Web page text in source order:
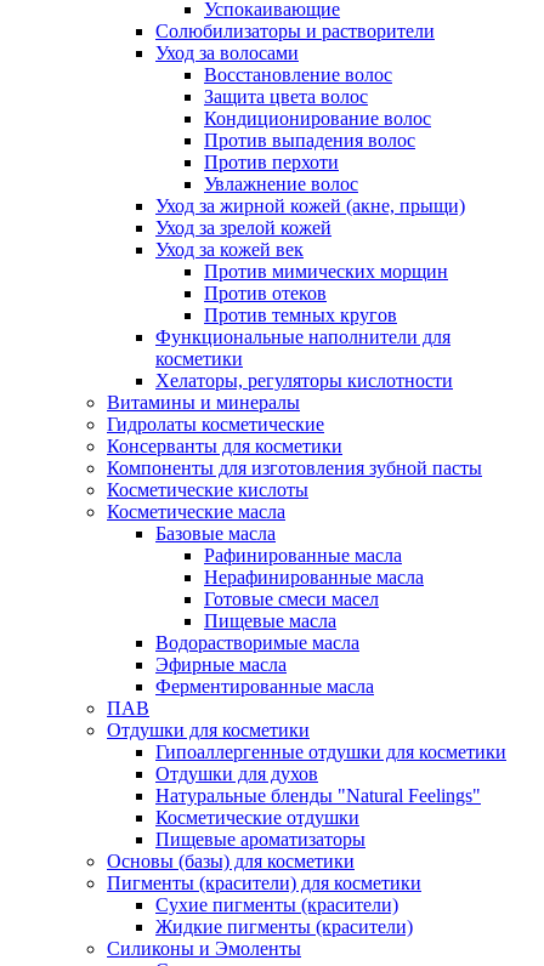
Успокаивающие
Солюбилизаторы и растворители
Уход за волосами
Восстановление волос
Защита цвета волос
Кондиционирование волос
Против выпадения волос
Против перхоти
Увлажнение волос
Уход за жирной кожей (акне, прыщи)
Уход за зрелой кожей
Уход за кожей век
Против мимических морщин
Против отеков
Против темных кругов
Функциональные наполнители для
косметики
Хелаторы, регуляторы кислотности
Витамины и минералы
Гидролаты косметические
Консерванты для косметики
Компоненты для изготовления зубной пасты
Косметические кислоты
Косметические масла
Базовые масла
Рафинированные масла
Нерафинированные масла
Готовые смеси масел
Пищевые масла
Водорастворимые масла
Эфирные масла
Ферментированные масла
ПАВ
Отдушки для косметики
Гипоаллергенные отдушки для косметики
Отдушки для духов
Натуральные бленды "Natural Feelings"
Косметические отдушки
Пищевые ароматизаторы
Основы (базы) для косметики
Пигменты (красители) для косметики
Сухие пигменты (красители)
Жидкие пигменты (красители)
Силиконы и Эмоленты